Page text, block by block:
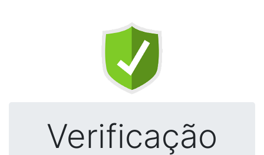
Verificação